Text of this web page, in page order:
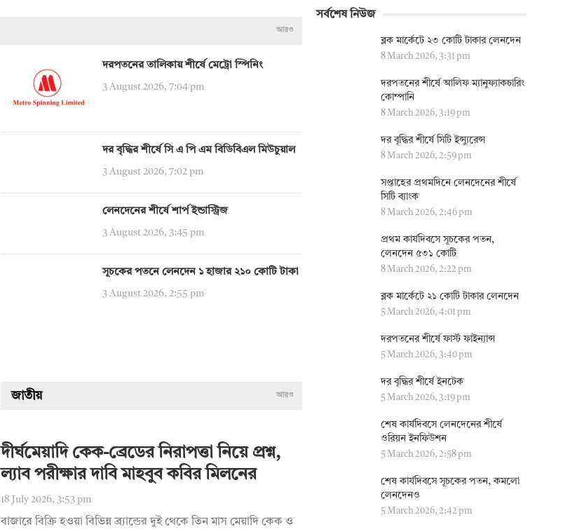
আরও
দরপতনের তালিকায় শীর্ষে মেট্রো স্পিনিং
3 August 2026, 7:04 pm
দর বৃদ্ধির শীর্ষে সি এ পি এম বিডিবিএল মিউচুয়াল
3 August 2026, 7:02 pm
লেনদেনের শীর্ষে শার্প ইন্ডাস্ট্রিজ
3 August 2026, 3:45 pm
সূচকের পতনে লেনদেন ১ হাজার ২১০ কোটি টাকা
3 August 2026, 2:55 pm
জাতীয় আরও
দীর্ঘমেয়াদি কেক-ব্রেডের নিরাপত্তা নিয়ে প্রশ্ন,
ল্যাব পরীক্ষার দাবি মাহবুব কবির মিলনের
18 July 2026, 3:53 pm
বাজারে বিক্রি হওয়া বিভিন্ন ব্র্যান্ডের দুই থেকে তিন মাস মেয়াদি কেক ও
সর্বশেষ নিউজ
ব্লক মার্কেটে ২৩ কোটি টাকার লেনদেন
8 March 2026, 3:31 pm
দরপতনের শীর্ষে আলিফ ম্যানুফ্যাকচারিং
কোম্পানি
8 March 2026, 3:19 pm
দর বৃদ্ধির শীর্ষে সিটি ইন্স্যুরেন্স
8 March 2026, 2:59 pm
সপ্তাহের প্রথমদিনে লেনদেনের শীর্ষে
সিটি ব্যাংক
8 March 2026, 2:46 pm
প্রথম কার্যদিবসে সূচকের পতন,
লেনদেন ৫৩১ কোটি
8 March 2026, 2:22 pm
ব্লক মার্কেটে ২১ কোটি টাকার লেনদেন
5 March 2026, 4:01 pm
দরপতনের শীর্ষে ফার্স্ট ফাইন্যান্স
5 March 2026, 3:40 pm
দর বৃদ্ধির শীর্ষে ইনটেক
5 March 2026, 3:19 pm
শেষ কার্যদিবসে লেনদেনের শীর্ষে
ওরিয়ন ইনফিউশন
5 March 2026, 2:58 pm
শেষ কার্যদিবসে সূচকের পতন, কমলো
লেনদেনও
5 March 2026, 2:42 pm